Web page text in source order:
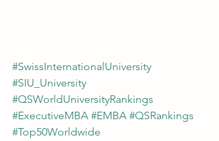
#SwissInternationalUniversity
#SIU_University
#QSWorldUniversityRankings
#ExecutiveMBA #EMBA #QSRankings
#Top50Worldwide